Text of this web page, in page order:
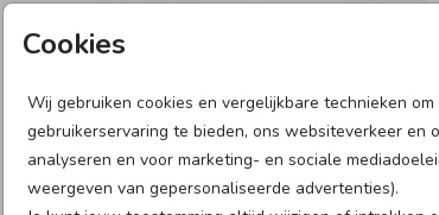
Cookies
Wij gebruiken cookies en vergelijkbare technieken
gebruikerservaring te bieden, ons websiteverkeer en
analyseren en voor marketing- en sociale
weergeven van gepersonaliseerde advertenties).
GEBOORTETEGELTJE